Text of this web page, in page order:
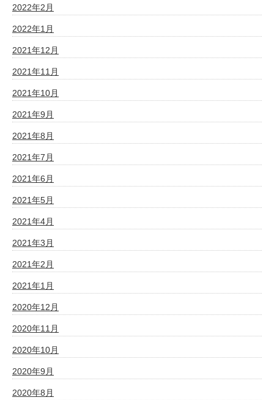
2022年2月
2022年1月
2021年12月
2021年11月
2021年10月
2021年9月
2021年8月
2021年7月
2021年6月
2021年5月
2021年4月
2021年3月
2021年2月
2021年1月
2020年12月
2020年11月
2020年10月
2020年9月
2020年8月